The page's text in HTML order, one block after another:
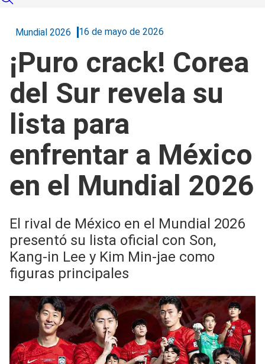
Mundial 2026 16 de mayo de 2026
¡Puro crack! Corea
del Sur revela su
lista para
enfrentar a México
en el Mundial 2026
El rival de México en el Mundial 2026
presentó su lista oficial con Son,
Kang-in Lee y Kim Min-jae como
figuras principales